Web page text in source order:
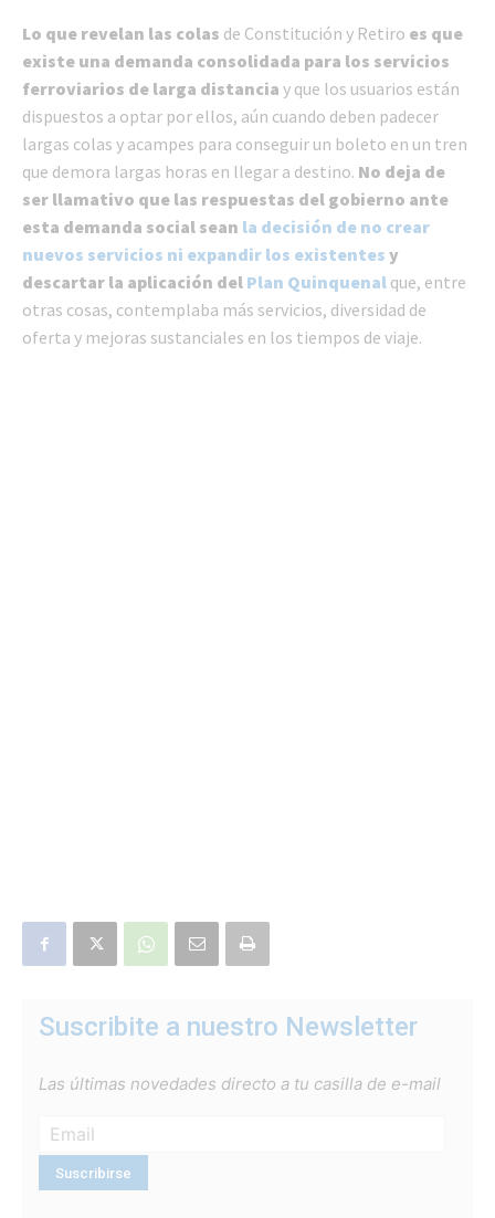
Lo que revelan las colas de Constitución y Retiro es que
existe una demanda consolidada para los servicios
ferroviarios de larga distancia y que los usuarios están
dispuestos a optar por ellos, aún cuando deben padecer
largas colas y acampes para conseguir un boleto en un tren
que demora largas horas en llegar a destino. No deja de
ser llamativo que las respuestas del gobierno ante
esta demanda social sean la decisión de no crear
nuevos servicios ni expandir los existentes y
descartar la aplicación del Plan Quinquenal que, entre
otras cosas, contemplaba más servicios, diversidad de
oferta y mejoras sustanciales en los tiempos de viaje.
Suscribite a nuestro Newsletter
Las últimas novedades directo a tu casilla de e-mail